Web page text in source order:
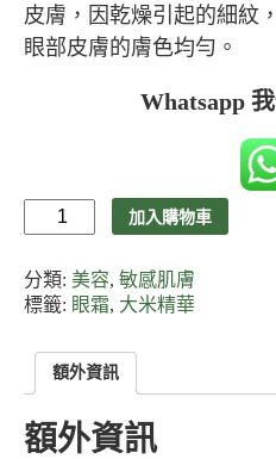
皮膚，因乾燥引起的細紋
眼部皮膚的膚色均勻。
Whatsapp
SOELF
白
穗
瑩
眼
數
量
加入購物車
分類: 美容, 敏感肌膚
標籤: 眼霜, 大米精華
額外資訊
額外資訊